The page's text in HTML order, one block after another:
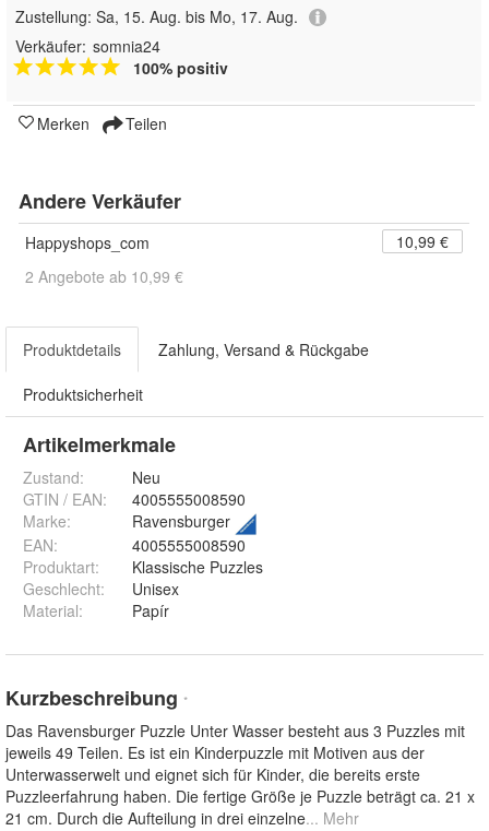
Zustellung: Sa, 15. Aug. bis Mo, 17. Aug.
Verkäufer: somnia24
100% positiv
Merken Teilen
Andere Verkäufer
Happyshops_com
10,99 €
2 Angebote ab 10,99 €
Produktdetails Zahlung, Versand & Rückgabe
Produktsicherheit
Artikelmerkmale
Zustand:
Neu
GTIN / EAN:
4005555008590
Marke:
Ravensburger
EAN:
4005555008590
Produktart:
Klassische Puzzles
Geschlecht:
Unisex
Material: Papír
Kurzbeschreibung *
Das Ravensburger Puzzle Unter Wasser besteht aus 3 Puzzles mit
jeweils 49 Teilen. Es ist ein Kinderpuzzle mit Motiven aus der
Unterwasserwelt und eignet sich für Kinder, die bereits erste
Puzzleerfahrung haben. Die fertige Größe je Puzzle beträgt ca. 21 x
21 cm. Durch die Aufteilung in drei einzelne... Mehr